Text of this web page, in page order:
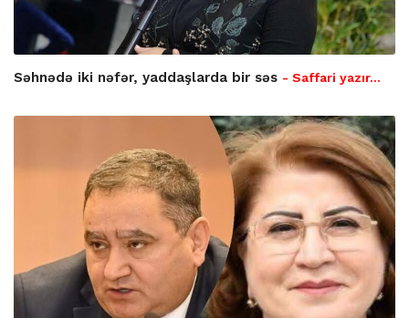
Səhnədə iki nəfər, yaddaşlarda bir səs - Saffari yazır…